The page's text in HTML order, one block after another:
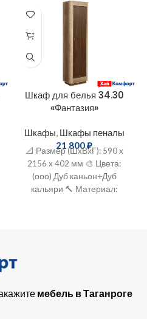
Шкаф для белья 34.30
«Фантазия»
Шкафы Шкафы пеналы
21 800₽
📐 Размер (ШxВхГ): 590 x
2156 x 402 мм 🎨 Цвета:
(ооо) Дуб каньон+Дуб
кальяри 🔨 Материал:
мебель в Таганроге